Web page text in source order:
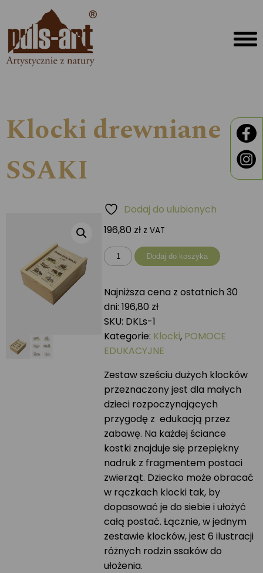
Klocki drewniane
SSAKI
196,80 zł z VAT
ilość
Klocki
SSAKI
Dodaj do koszyka
Dodaj do ulubionych
Najniższa cena z ostatnich 30
dni: 196,80 zł
SKU: DKLs-1
Kategorie: Klocki, POMOCE
EDUKACYJNE
Zestaw sześciu dużych klocków
przeznaczony jest dla małych
dzieci rozpoczynających
przygodę z edukacją przez
zabawę. Na każdej ściance
kostki znajduje się przepiękny
nadruk z fragmentem postaci
zwierząt. Dziecko może obracać
w rączkach klocki tak, by
dopasować je do siebie i ułożyć
całą postać. Łącznie, w jednym
zestawie klocków, jest 6 ilustracji
różnych rodzin ssaków do
ułożenia.